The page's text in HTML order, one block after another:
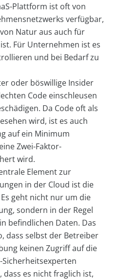
Plattform ist oft von
verfügbar,
Natur aus auch für
Für Unternehmen ist es
und bei Bedarf zu
oder böswillige Insider
Code einschleusen
Da Code oft als
wird, ist es auch
auf ein Minimum
Zwei-Faktor-
wird.
Element zur
in der Cloud ist die
geht nicht nur um die
sondern in der Regel
befindlichen Daten. Das
dass selbst der Betreiber
keinen Zugriff auf die
es nicht fraglich ist,